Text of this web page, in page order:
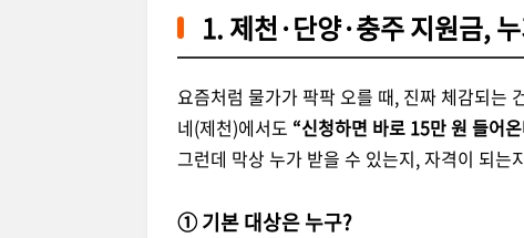
1. 제천·단양·충주 지원금,
요즘처럼 물가가 팍팍 오를 때, 진짜 체감되는
네(제천)에서도 “신청하면 바로 15만 원 들어
그런데 막상 누가 받을 수 있는지, 자격이 되는
① 기본 대상은 누구?